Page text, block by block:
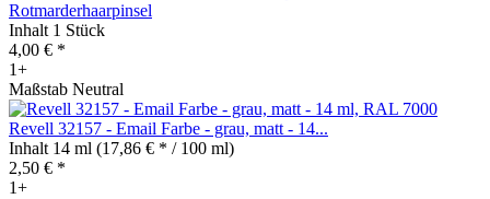
Rotmarderhaarpinsel
Inhalt 1 Stück
4,00 € *
1+
Maßstab Neutral
Revell 32157 - Email Farbe - grau, matt - 14...
Inhalt 14 ml (17,86 € * / 100 ml)
2,50 € *
1+